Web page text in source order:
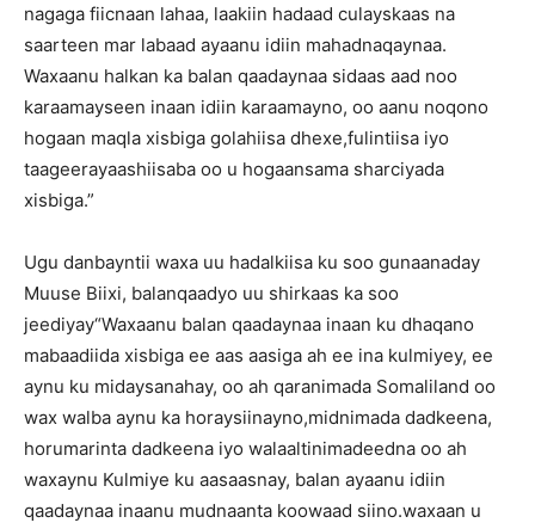
nagaga fiicnaan lahaa, laakiin hadaad culayskaas na
saarteen mar labaad ayaanu idiin mahadnaqaynaa.
Waxaanu halkan ka balan qaadaynaa sidaas aad noo
karaamayseen inaan idiin karaamayno, oo aanu noqono
hogaan maqla xisbiga golahiisa dhexe,fulintiisa iyo
taageerayaashiisaba oo u hogaansama sharciyada
xisbiga.”
Ugu danbayntii waxa uu hadalkiisa ku soo gunaanaday
Muuse Biixi, balanqaadyo uu shirkaas ka soo
jeediyay“Waxaanu balan qaadaynaa inaan ku dhaqano
mabaadiida xisbiga ee aas aasiga ah ee ina kulmiyey, ee
aynu ku midaysanahay, oo ah qaranimada Somaliland oo
wax walba aynu ka horaysiinayno,midnimada dadkeena,
horumarinta dadkeena iyo walaaltinimadeedna oo ah
waxaynu Kulmiye ku aasaasnay, balan ayaanu idiin
qaadaynaa inaanu mudnaanta koowaad siino.waxaan u